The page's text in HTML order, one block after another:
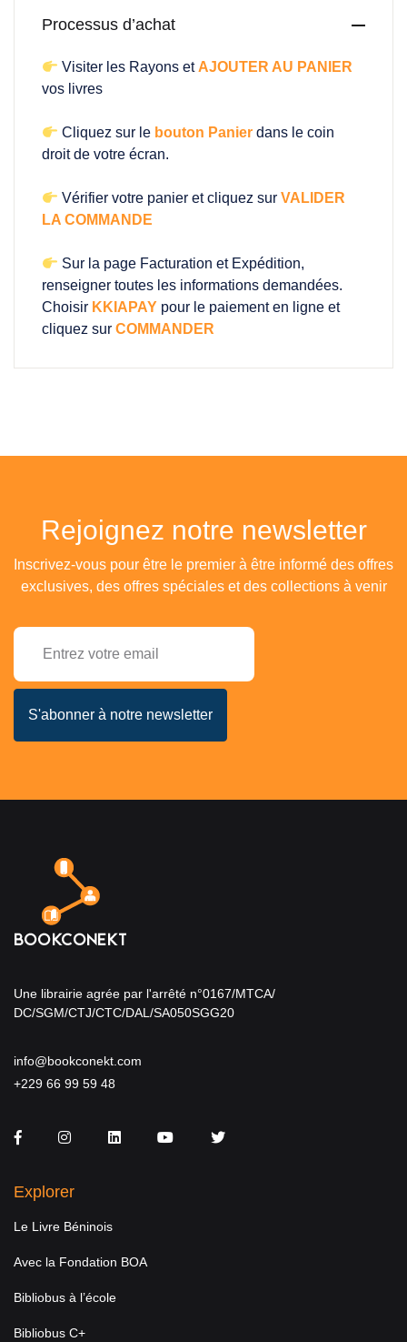
Processus d’achat
Visiter les Rayons et AJOUTER AU PANIER
vos livres
Cliquez sur le bouton Panier dans le coin
droit de votre écran.
Vérifier votre panier et cliquez surVALIDER
LA COMMANDE
Sur la page Facturation et Expédition,
renseigner toutes les informations demandées.
Choisir KKIAPAY pour le paiement en ligne et
cliquez sur COMMANDER
Rejoignez notre newsletter
Inscrivez-vous pour être le premier à être informé des offres
exclusives, des offres spéciales et des collections à venir
Une librairie agrée par l'arrêté n°0167/MTCA/
DC/SGM/CTJ/CTC/DAL/SA050SGG20
info@bookconekt.com
+229 66 99 59 48
FacebookInstagramLinkedInYou TubeTwitter
Explorer
Le Livre Béninois
Avec la Fondation BOA
Bibliobus à l’école
Bibliobus C+